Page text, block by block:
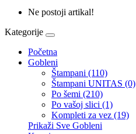
Ne postoji artikal!
Kategorije
Početna
Gobleni
Štampani (110)
Štampani UNITAS (0)
Po šemi (210)
Po vašoj slici (1)
Kompleti za vez (19)
Prikaži Sve Gobleni